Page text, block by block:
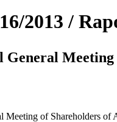
2013 /
General
Meeting of Shareholders